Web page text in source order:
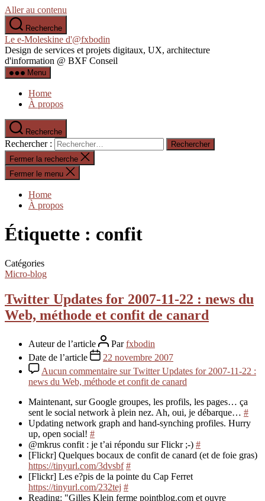
Aller au contenu
Recherche
Le e-Moleskine d'@fxbodin
Design de services et projets digitaux, UX, architecture
d'information @ BXF Conseil
Menu
Home
À propos
Recherche
Rechercher :
Fermer la recherche
Fermer le menu
Home
À propos
Étiquette : confit
Catégories
Micro-blog
Twitter Updates for 2007-11-22 : news du
Web, méthode et confit de canard
Auteur de l’article Parfxbodin
Date de l’article
22 novembre 2007
Aucun commentaire sur Twitter Updates for 2007-11-22 :
news du Web, méthode et confit de canard
Maintenant, sur Google groupes, les profils, les pages… ça
sent le social network à plein nez. Ah, oui, je débarque… #
Updating network graph and hand-synching profiles. Hurry
up, open social! #
@mkrus confit : je t’ai répondu sur Flickr ;-) #
[Flickr] Quelques bocaux de confit de canard (et de foie gras)
https://tinyurl.com/3dvsbf #
[Flickr] Les e?pis de la pointe du Cap Ferret
https://tinyurl.com/232tej #
Reading: "Gilles Klein ferme pointblog.com et ouvre